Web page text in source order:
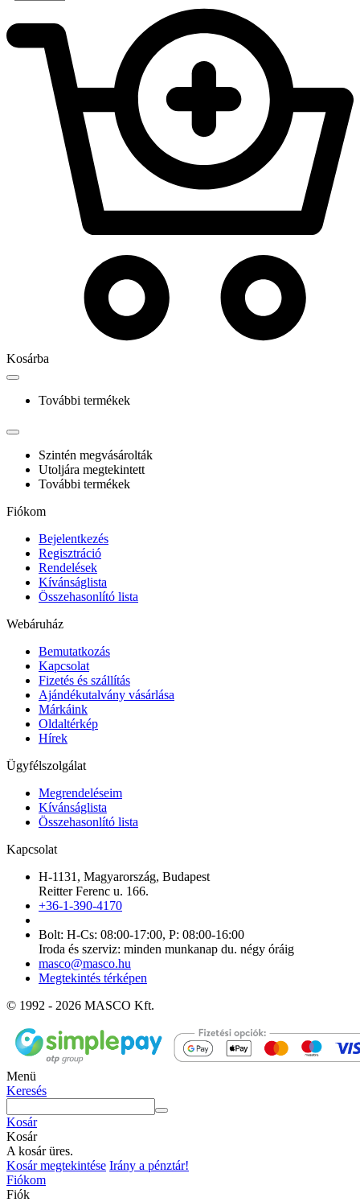
Kosárba
További termékek
Szintén megvásárolták
Utoljára megtekintett
További termékek
Fiókom
Bejelentkezés
Regisztráció
Rendelések
Kívánságlista
Összehasonlító lista
Webáruház
Bemutatkozás
Kapcsolat
Fizetés és szállítás
Ajándékutalvány vásárlása
Márkáink
Oldaltérkép
Hírek
Ügyfélszolgálat
Megrendeléseim
Kívánságlista
Összehasonlító lista
Kapcsolat
H-1131, Magyarország, Budapest
Reitter Ferenc u. 166.
+36-1-390-4170
Bolt: H-Cs: 08:00-17:00, P: 08:00-16:00
Iroda és szerviz: minden munkanap du. négy óráig
masco@masco.hu
Megtekintés térképen
© 1992 - 2026 MASCO Kft.
Menü
Keresés
Kosár
Kosár
A kosár üres.
Kosár megtekintése Irány a pénztár!
Fiókom
Fiók